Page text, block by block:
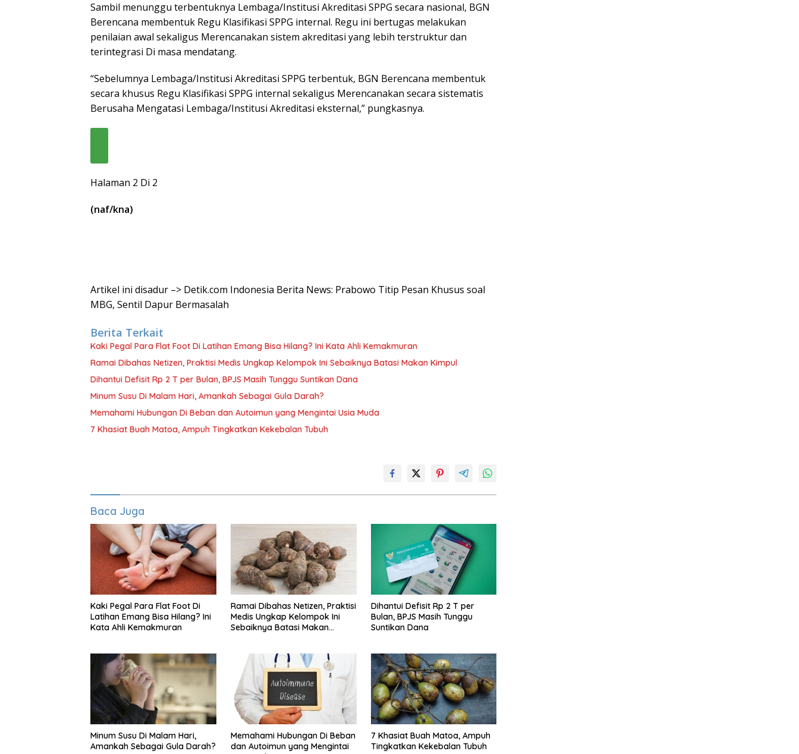
Sambil menunggu terbentuknya Lembaga/Institusi Akreditasi SPPG secara nasional, BGN
Berencana membentuk Regu Klasifikasi SPPG internal. Regu ini bertugas melakukan
penilaian awal sekaligus Merencanakan sistem akreditasi yang lebih terstruktur dan
terintegrasi Di masa mendatang.
“Sebelumnya Lembaga/Institusi Akreditasi SPPG terbentuk, BGN Berencana membentuk
secara khusus Regu Klasifikasi SPPG internal sekaligus Merencanakan secara sistematis
Berusaha Mengatasi Lembaga/Institusi Akreditasi eksternal,” pungkasnya.
Halaman 2 Di 2
(naf/kna)
Artikel ini disadur –> Detik.com Indonesia Berita News: Prabowo Titip Pesan Khusus soal
MBG, Sentil Dapur Bermasalah
Berita Terkait
Kaki Pegal Para Flat Foot Di Latihan Emang Bisa Hilang? Ini Kata Ahli Kemakmuran
Ramai Dibahas Netizen, Praktisi Medis Ungkap Kelompok Ini Sebaiknya Batasi Makan Kimpul
Dihantui Defisit Rp 2 T per Bulan, BPJS Masih Tunggu Suntikan Dana
Minum Susu Di Malam Hari, Amankah Sebagai Gula Darah?
Memahami Hubungan Di Beban dan Autoimun yang Mengintai Usia Muda
7 Khasiat Buah Matoa, Ampuh Tingkatkan Kekebalan Tubuh
Baca Juga
Kaki Pegal Para Flat Foot Di
Latihan Emang Bisa Hilang? Ini
Kata Ahli Kemakmuran
Ramai Dibahas Netizen, Praktisi
Medis Ungkap Kelompok Ini
Sebaiknya Batasi Makan
Dihantui Defisit Rp 2 T per
Bulan, BPJS Masih Tunggu
Suntikan Dana
Minum Susu Di Malam Hari,
Amankah Sebagai Gula Darah?
Memahami Hubungan Di Beban
dan Autoimun yang Mengintai
7 Khasiat Buah Matoa, Ampuh
Tingkatkan Kekebalan Tubuh